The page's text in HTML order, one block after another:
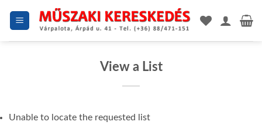
View a List
Unable to locate the requested list